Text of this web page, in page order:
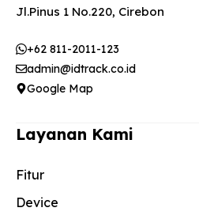
Jl.Pinus 1 No.220, Cirebon
+62 811-2011-123
admin@idtrack.co.id
Google Map
Layanan Kami
Fitur
Device